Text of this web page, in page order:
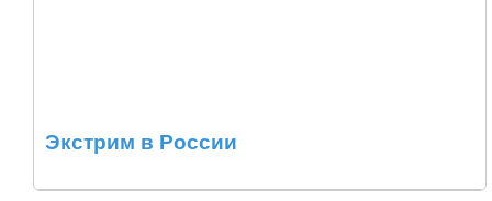
Экстрим в России